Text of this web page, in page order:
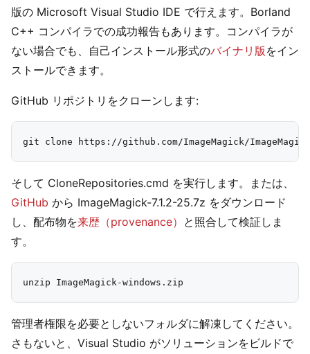
版の Microsoft Visual Studio IDE で行えます。Borland
C++ コンパイラでの成功報告もあります。コンパイラが
ない場合でも、自己インストール形式のバイナリ版 をイン
ストールできます。
GitHub リポジトリをクローンします:
そして CloneRepositories.cmd を実行します。または、
GitHub から ImageMagick-7.1.2-25.7z をダウンロード
し、配布物を来歴（provenance） と照合して検証しま
す。
管理者権限を必要としないフォルダに解凍してください。
さもないと、Visual Studio がソリューションをビルドで